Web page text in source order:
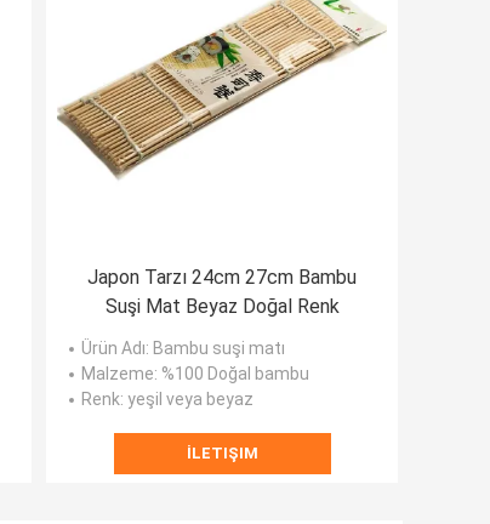
Japon Tarzı 24cm 27cm Bambu
Suşi Mat Beyaz Doğal Renk
Ürün Adı: Bambu suşi matı
Malzeme: %100 Doğal bambu
Renk: yeşil veya beyaz
İLETIŞIM